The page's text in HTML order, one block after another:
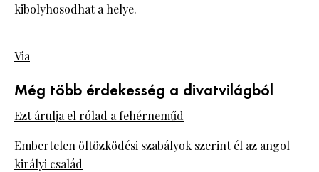
kibolyhosodhat a helye.
Via
Még több érdekesség a divatvilágból
Ezt árulja el rólad a fehérneműd
Embertelen öltözködési szabályok szerint él az angol
királyi család